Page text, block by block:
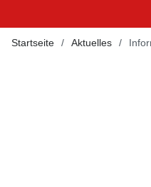
Startseite Aktuelles